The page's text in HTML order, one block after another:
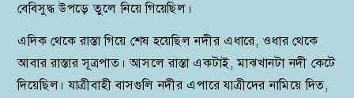
বেবিসুদ্ধ উপড়ে তুলে নিয়ে গিয়েছিল।
এদিক থেকে রাস্তা গিয়ে শেষ হয়েছিল নদীর এধারে, ওধার থেকে
আবার রাস্তার সূত্রপাত। আসলে রাস্তা একটাই, মাঝখানটা নদী কেটে
দিয়েছিল। যাত্রীবাহী বাসগুলি নদীর এপারে যাত্রীদের নামিয়ে দিত,